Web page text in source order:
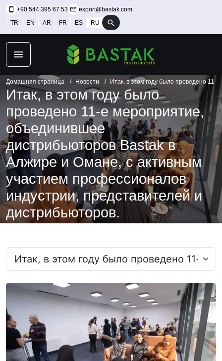
+90 544 395 67 53
export@bastak.com
TR
EN AR FR ES RU
Домашняя страница Новости Итак, в этом году было проведено
Итак, в этом году было
проведено 11-е мероприятие,
объединившее
дистрибьюторов Bastak в
Алжире и Омане, с активным
участием профессионалов
индустрии, представителей и
дистрибьюторов.